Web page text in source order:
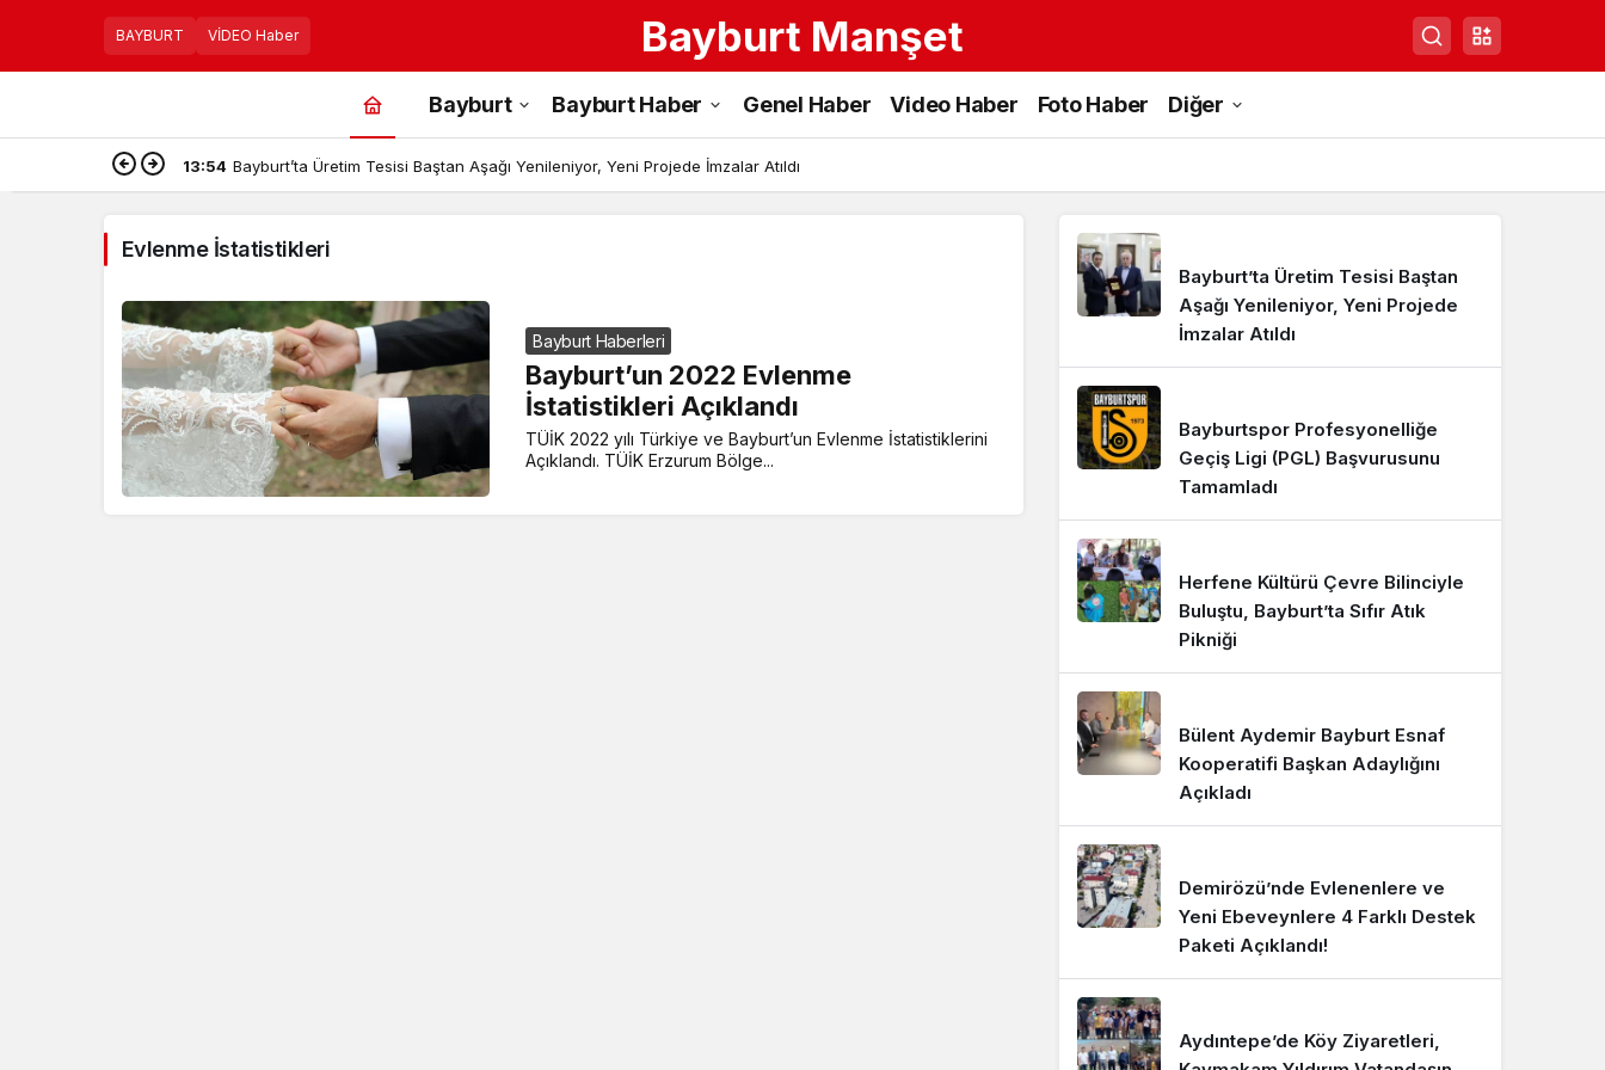
BAYBURT VİDEO Haber Bayburt Manşet
Evlenme
İstatistikleri
Haberleri
Bayburt Bayburt Haber Genel Haber Video Haber Foto Haber Diğer
13:54 Bayburt’ta Üretim Tesisi Baştan Aşağı Yenileniyor, Yeni Projede İmzalar Atıldı
Evlenme İstatistikleri
Bayburt Haberleri
Bayburt’un 2022 Evlenme
İstatistikleri Açıklandı
TÜİK 2022 yılı Türkiye ve Bayburt’un Evlenme İstatistiklerini
Açıklandı. TÜİK Erzurum Bölge...
Bayburt’ta Üretim Tesisi Baştan
Aşağı Yenileniyor, Yeni Projede
İmzalar Atıldı
Bayburtspor Profesyonelliğe
Geçiş Ligi (PGL) Başvurusunu
Tamamladı
Herfene Kültürü Çevre Bilinciyle
Buluştu, Bayburt’ta Sıfır Atık
Pikniği
Bülent Aydemir Bayburt Esnaf
Kooperatifi Başkan Adaylığını
Açıkladı
Demirözü’nde Evlenenlere ve
Yeni Ebeveynlere 4 Farklı Destek
Paketi Açıklandı!
Aydıntepe’de Köy Ziyaretleri,